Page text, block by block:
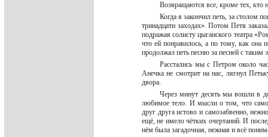
Возвращаются все, кроме тех,
Когда я закончил петь, за столом
тринадцати заходах». Потом Петя
подражая солисту цыганского театра
что ей понравилось, а по тому, как
продолжал петь песню за песней с таким
Расстались мы с Петром около
Анечка не смотрит на нас, лягнул
двора.
Через минут десять мы вошли в
любимое тело. И мысли о том, что
друг друга истово и самозабвенно,
ещё, не имело чётких очертаний. И
нём была загадочная, нежная и всё